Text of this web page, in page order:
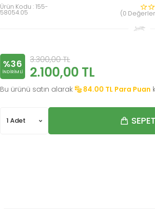
Ürün Kodu : 155-
58054.05 (0
%36
INDIRIMLI
3.300,00TL
2.100,00 TL
Bu ürünü satın alarak 84.00 TL Para Puan